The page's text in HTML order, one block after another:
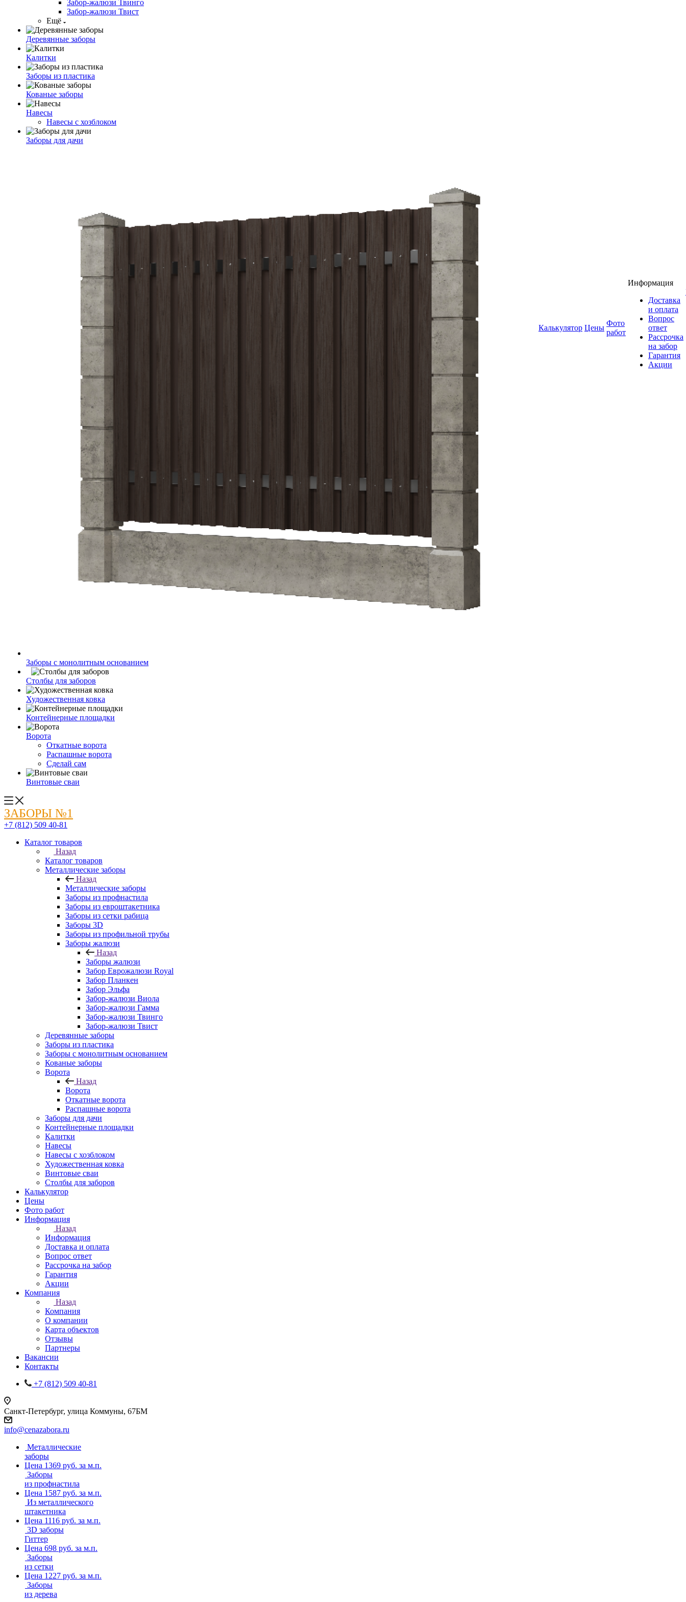
Забор-жалюзи Твинго
Забор-жалюзи Твист
Ещё
Деревянные заборы
Калитки
Заборы из пластика
Кованые заборы
Навесы
Навесы с хозблоком
Заборы для дачи
Заборы с монолитным основанием
Столбы для заборов
Художественная ковка
Контейнерные площадки
Ворота
Откатные ворота
Распашные ворота
Сделай сам
Винтовые сваи
Калькулятор Цены
Фото
работ
Информация
Доставка
и оплата
Вопрос
ответ
Рассрочка
на забор
Гарантия
Акции
ЗАБОРЫ №1
+7 (812) 509 40-81
Каталог товаров
Назад
Каталог товаров
Металлические заборы
Назад
Металлические заборы
Заборы из профнастила
Заборы из евроштакетника
Заборы из сетки рабица
Заборы 3D
Заборы из профильной трубы
Заборы жалюзи
Назад
Заборы жалюзи
Забор Еврожалюзи Royal
Забор Планкен
Забор Эльфа
Забор-жалюзи Виола
Забор-жалюзи Гамма
Забор-жалюзи Твинго
Забор-жалюзи Твист
Деревянные заборы
Заборы из пластика
Заборы с монолитным основанием
Кованые заборы
Ворота
Назад
Ворота
Откатные ворота
Распашные ворота
Заборы для дачи
Контейнерные площадки
Калитки
Навесы
Навесы с хозблоком
Художественная ковка
Винтовые сваи
Столбы для заборов
Калькулятор
Цены
Фото работ
Информация
Назад
Информация
Доставка и оплата
Вопрос ответ
Рассрочка на забор
Гарантия
Акции
Компания
Назад
Компания
О компании
Карта объектов
Отзывы
Партнеры
Вакансии
Контакты
+7 (812) 509 40-81
Санкт-Петербург, улица Коммуны, 67БМ
info@cenazabora.ru
Металлические
заборы
Цена 1369 руб. за м.п.
Заборы
из профнастила
Цена 1587 руб. за м.п.
Из металлического
штакетника
Цена 1116 руб. за м.п.
3D заборы
Гиттер
Цена 698 руб. за м.п.
Заборы
из сетки
Цена 1227 руб. за м.п.
Заборы
из дерева